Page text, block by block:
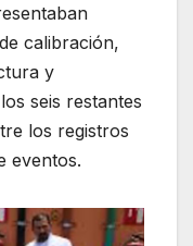
calibración,
y
seis restantes
los registros
eventos.